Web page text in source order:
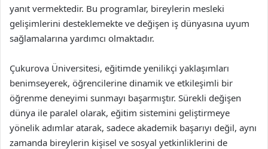
yanıt vermektedir. Bu programlar, bireylerin mesleki
gelişimlerini desteklemekte ve değişen iş dünyasına uyum
sağlamalarına yardımcı olmaktadır.
Çukurova Üniversitesi, eğitimde yenilikçi yaklaşımları
benimseyerek, öğrencilerine dinamik ve etkileşimli bir
öğrenme deneyimi sunmayı başarmıştır. Sürekli değişen
dünya ile paralel olarak, eğitim sistemini geliştirmeye
yönelik adımlar atarak, sadece akademik başarıyı değil, aynı
zamanda bireylerin kişisel ve sosyal yetkinliklerini de